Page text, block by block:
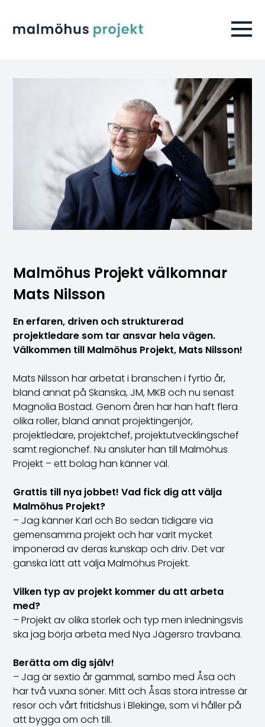
Malmöhus Projekt välkomnar
Mats Nilsson
En erfaren, driven och strukturerad
projektledare som tar ansvar hela vägen.
Välkommen till Malmöhus Projekt, Mats Nilsson!
Mats Nilsson har arbetat i branschen i fyrtio år,
bland annat på Skanska, JM, MKB och nu senast
Magnolia Bostad. Genom åren har han haft flera
olika roller, bland annat projektingenjör,
projektledare, projektchef, projektutvecklingschef
samt regionchef. Nu ansluter han till Malmöhus
Projekt – ett bolag han känner väl.
Grattis till nya jobbet! Vad fick dig att välja
Malmöhus Projekt?
– Jag känner Karl och Bo sedan tidigare via
gemensamma projekt och har varit mycket
imponerad av deras kunskap och driv. Det var
ganska lätt att välja Malmöhus Projekt.
Vilken typ av projekt kommer du att arbeta
med?
– Projekt av olika storlek och typ men inledningsvis
ska jag börja arbeta med Nya Jägersro travbana.
Berätta om dig själv!
– Jag är sextio år gammal, sambo med Åsa och
har två vuxna söner. Mitt och Åsas stora intresse är
resor och vårt fritidshus i Blekinge, som vi håller på
att bygga om och till.